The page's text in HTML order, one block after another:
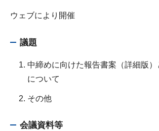
ウェブにより開催
議題
中締めに向けた報告書案（詳細版
について
その他
会議資料等